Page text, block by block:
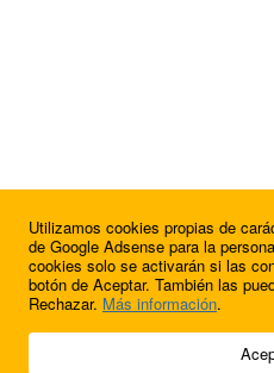
© 2009 - 2026 Soluciones Corporativas
Utilizamos cookies propias de
de Google Adsense para la
cookies solo se activarán si las
botón de Aceptar. También las
Rechazar. Más información.